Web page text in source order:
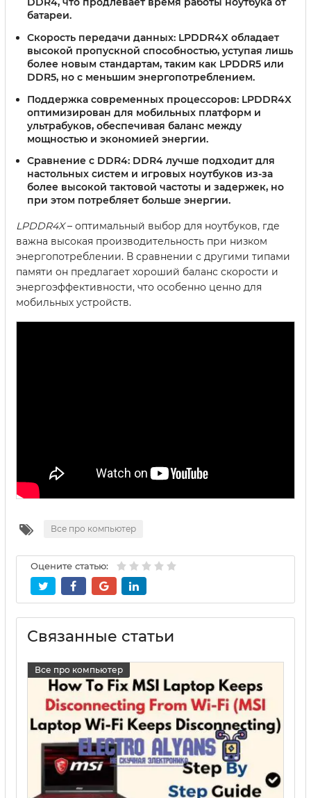
батареи.
Скорость передачи данных: LPDDR4X обладает
высокой пропускной способностью, уступая лишь
более новым стандартам, таким как LPDDR5 или
DDR5, но с меньшим энергопотреблением.
Поддержка современных процессоров: LPDDR4X
оптимизирован для мобильных платформ и
ультрабуков, обеспечивая баланс между
мощностью и экономией энергии.
Сравнение с DDR4: DDR4 лучше подходит для
настольных систем и игровых ноутбуков из-за
более высокой тактовой частоты и задержек, но
при этом потребляет больше энергии.
LPDDR4X– оптимальный выбор для ноутбуков, где
важна высокая производительность при низком
энергопотреблении. В сравнении с другими типами
памяти он предлагает хороший баланс скорости и
энергоэффективности, что особенно ценно для
мобильных устройств.
Все про компьютер
Оцените статью:
Связанные статьи
Все про компьютер